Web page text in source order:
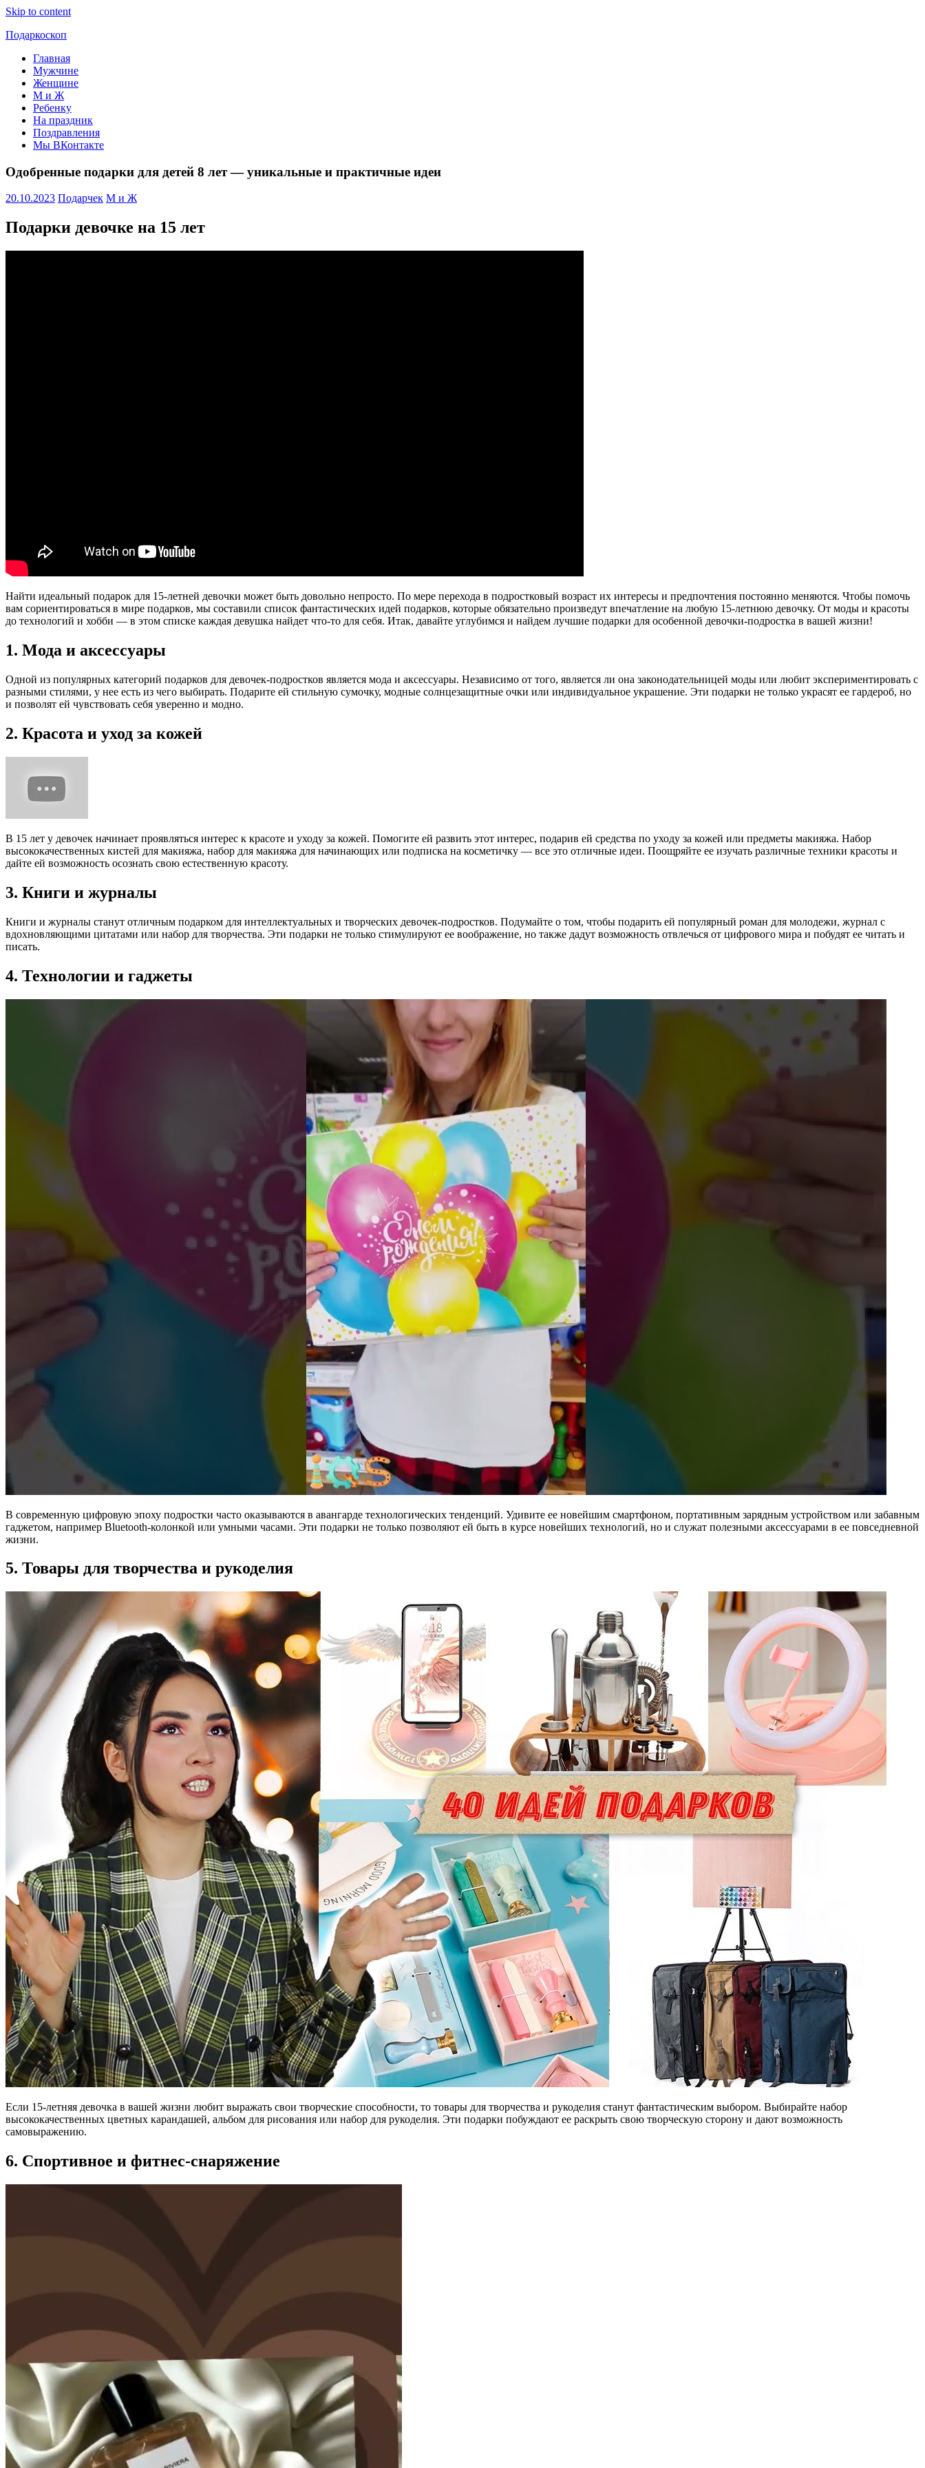
Skip to content
Подаркоскоп
Поможем
выбрать
подарить
Главная
Мужчине
Женщине
М и Ж
Ребенку
На праздник
Поздравления
Мы ВКонтакте
Одобренные подарки для детей 8 лет — уникальные и практичные идеи
20.10.2023 Подарчек М и Ж
Подарки девочке на 15 лет
Найти идеальный подарок для 15-летней девочки может быть довольно непросто. По мере перехода в подростковый возраст их интересы и предпочтения постоянно меняются. Чтобы помочь
вам сориентироваться в мире подарков, мы составили список фантастических идей подарков, которые обязательно произведут впечатление на любую 15-летнюю девочку. От моды и красоты
до технологий и хобби — в этом списке каждая девушка найдет что-то для себя. Итак, давайте углубимся и найдем лучшие подарки для особенной девочки-подростка в вашей жизни!
1. Мода и аксессуары
Одной из популярных категорий подарков для девочек-подростков является мода и аксессуары. Независимо от того, является ли она законодательницей моды или любит экспериментировать с
разными стилями, у нее есть из чего выбирать. Подарите ей стильную сумочку, модные солнцезащитные очки или индивидуальное украшение. Эти подарки не только украсят ее гардероб, но
и позволят ей чувствовать себя уверенно и модно.
2. Красота и уход за кожей
В 15 лет у девочек начинает проявляться интерес к красоте и уходу за кожей. Помогите ей развить этот интерес, подарив ей средства по уходу за кожей или предметы макияжа. Набор
высококачественных кистей для макияжа, набор для макияжа для начинающих или подписка на косметичку — все это отличные идеи. Поощряйте ее изучать различные техники красоты и
дайте ей возможность осознать свою естественную красоту.
3. Книги и журналы
Книги и журналы станут отличным подарком для интеллектуальных и творческих девочек-подростков. Подумайте о том, чтобы подарить ей популярный роман для молодежи, журнал с
вдохновляющими цитатами или набор для творчества. Эти подарки не только стимулируют ее воображение, но также дадут возможность отвлечься от цифрового мира и побудят ее читать и
писать.
4. Технологии и гаджеты
В современную цифровую эпоху подростки часто оказываются в авангарде технологических тенденций. Удивите ее новейшим смартфоном, портативным зарядным устройством или забавным
гаджетом, например Bluetooth-колонкой или умными часами. Эти подарки не только позволяют ей быть в курсе новейших технологий, но и служат полезными аксессуарами в ее повседневной
жизни.
5. Товары для творчества и рукоделия
Если 15-летняя девочка в вашей жизни любит выражать свои творческие способности, то товары для творчества и рукоделия станут фантастическим выбором. Выбирайте набор
высококачественных цветных карандашей, альбом для рисования или набор для рукоделия. Эти подарки побуждают ее раскрыть свою творческую сторону и дают возможность
самовыражению.
6. Спортивное и фитнес-снаряжение